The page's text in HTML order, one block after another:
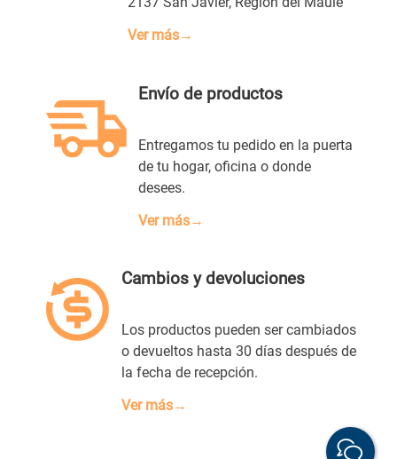
Ver más→
Envío de productos
Entregamos tu pedido en la puerta
de tu hogar, oficina o donde
desees.
Ver más→
Cambios y devoluciones
Los productos pueden ser cambiados
o devueltos hasta 30 días después de
la fecha de recepción.
Ver más→